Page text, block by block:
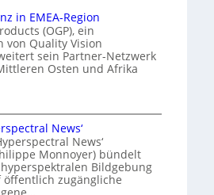
n
g
e
K
o
n
o
l
l
e
in EMEA-Region
(OGP), ein
von Quality Vision
sein Partner-Netzwerk
Osten und Afrika
News‘
News‘
Monnoyer) bündelt
Bildgebung
zugängliche